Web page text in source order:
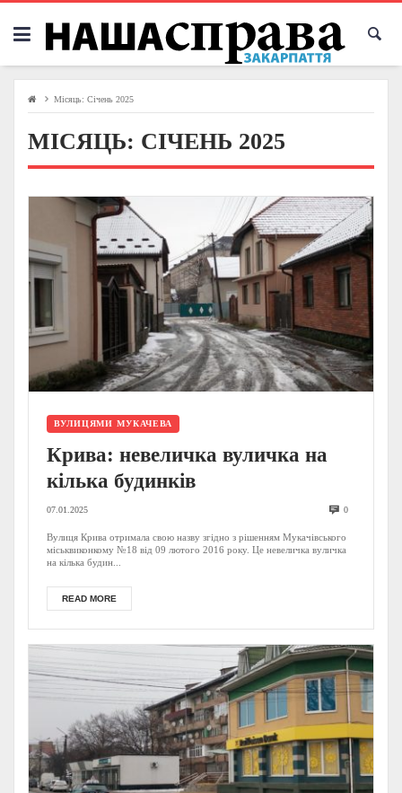
Skip
content
Місяць: Січень 2025
МІСЯЦЬ: СІЧЕНЬ 2025
ВУЛИЦЯМИ МУКАЧЕВА
Крива: невеличка вуличка на
кілька будинків
07.01.2025 0
Вулиця Крива отримала свою назву згідно з рішенням Мукачівського
міськвиконкому №18 від 09 лютого 2016 року. Це невеличка вуличка
на кілька будин...
READ MORE